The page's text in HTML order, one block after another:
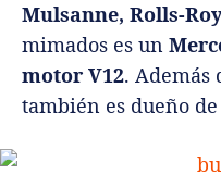
Mulsanne, Rolls-
mimados es un
motor V12. Además
también es dueño